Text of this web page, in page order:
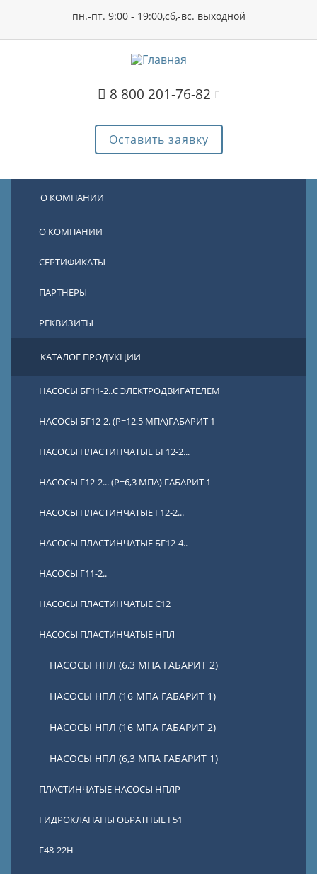
пн.-пт. 9:00 - 19:00,сб,-вс. выходной
8 800 201-76-82
Оставить заявку
О КОМПАНИИ
О КОМПАНИИ
СЕРТИФИКАТЫ
ПАРТНЕРЫ
РЕКВИЗИТЫ
КАТАЛОГ ПРОДУКЦИИ
НАСОСЫ БГ11-2..С ЭЛЕКТРОДВИГАТЕЛЕМ
НАСОСЫ БГ12-2. (Р=12,5 МПА)ГАБАРИТ 1
НАСОСЫ ПЛАСТИНЧАТЫЕ БГ12-2...
НАСОСЫ Г12-2... (Р=6,3 МПА) ГАБАРИТ 1
НАСОСЫ ПЛАСТИНЧАТЫЕ Г12-2...
НАСОСЫ ПЛАСТИНЧАТЫЕ БГ12-4..
НАСОСЫ Г11-2..
НАСОСЫ ПЛАСТИНЧАТЫЕ С12
НАСОСЫ ПЛАСТИНЧАТЫЕ НПЛ
НАСОСЫ НПЛ (6,3 МПА ГАБАРИТ 2)
НАСОСЫ НПЛ (16 МПА ГАБАРИТ 1)
НАСОСЫ НПЛ (16 МПА ГАБАРИТ 2)
НАСОСЫ НПЛ (6,3 МПА ГАБАРИТ 1)
ПЛАСТИНЧАТЫЕ НАСОСЫ НПЛР
ГИДРОКЛАПАНЫ ОБРАТНЫЕ Г51
Г48-22Н